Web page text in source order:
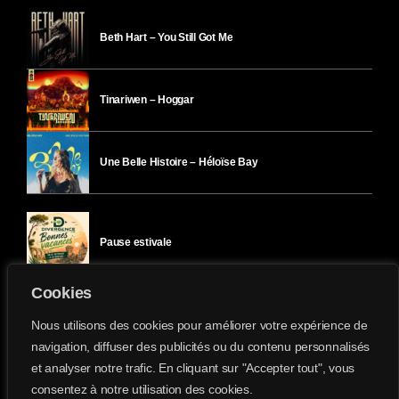
Cookies
Nous utilisons des cookies pour améliorer votre expérience de
navigation, diffuser des publicités ou du contenu personnalisés
et analyser notre trafic. En cliquant sur "Accepter tout", vous
consentez à notre utilisation des cookies.
Beth Hart – You Still Got Me
Tinariwen – Hoggar
Une Belle Histoire – Héloïse Bay
Pause estivale
Ici l’Ombre – mardi 28 juillet